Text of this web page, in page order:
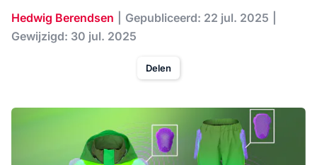
Hedwig Berendsen
Gepubliceerd: 22 jul. 2025
Gewijzigd: 30 jul. 2025
Delen